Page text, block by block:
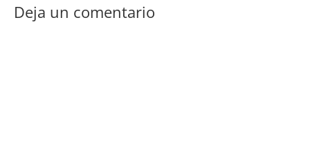
Deja un comentario